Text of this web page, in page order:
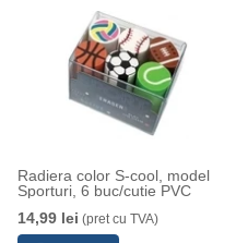
Radiera color S-cool, model
Sporturi, 6 buc/cutie PVC
14,99 lei (pret cu TVA)